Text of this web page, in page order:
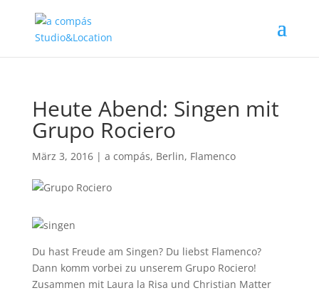
Heute Abend: Singen mit
Grupo Rociero
März 3, 2016| a compás, Berlin, Flamenco
Du hast Freude am Singen? Du liebst Flamenco?
Dann komm vorbei zu unserem Grupo Rociero!
Zusammen mit Laura la Risa und Christian Matter